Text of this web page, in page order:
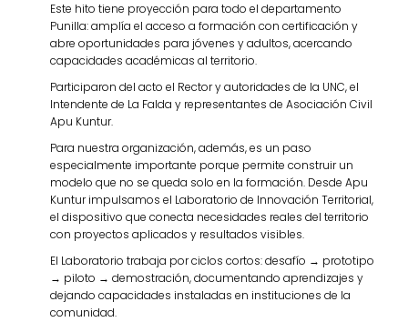
Este hito tiene proyección para todo el departamento
Punilla: amplía el acceso a formación con certificación y
abre oportunidades para jóvenes y adultos, acercando
capacidades académicas al territorio.
Participaron del acto el Rector y autoridades de la UNC, el
Intendente de La Falda y representantes de Asociación Civil
Apu Kuntur.
Para nuestra organización, además, es un paso
especialmente importante porque permite construir un
modelo que no se queda solo en la formación. Desde Apu
Kuntur impulsamos el Laboratorio de Innovación Territorial,
el dispositivo que conecta necesidades reales del territorio
con proyectos aplicados y resultados visibles.
El Laboratorio trabaja por ciclos cortos: desafío → prototipo
→ piloto → demostración, documentando aprendizajes y
dejando capacidades instaladas en instituciones de la
comunidad.